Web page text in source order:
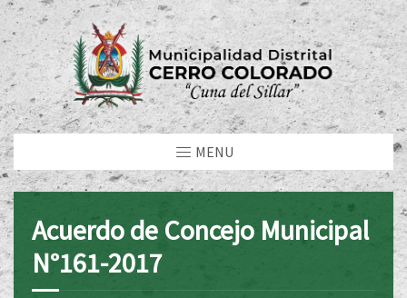
MENU
Acuerdo de Concejo Municipal
N°161-2017